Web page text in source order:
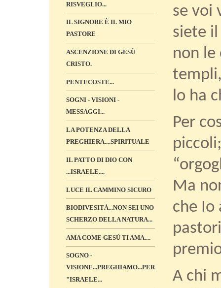
RISVEGLIO...
IL SIGNORE È IL MIO
PASTORE
ASCENZIONE DI GESÙ
CRISTO.
PENTECOSTE...
SOGNI - VISIONI -
MESSAGGI...
LA POTENZA DELLA
PREGHIERA....SPIRITUALE
IL PATTO DI DIO CON
...ISRAELE....
LUCE IL CAMMINO SICURO
BIODIVESITÀ...NON SEI UNO
SCHERZO DELLA NATURA...
AMA COME GESÙ TI AMA....
SOGNO -
VISIONE...PREGHIAMO...PER
"ISRAELE...
se voi
siete
non le
lo ha
Per
Ma
che Io
A chi